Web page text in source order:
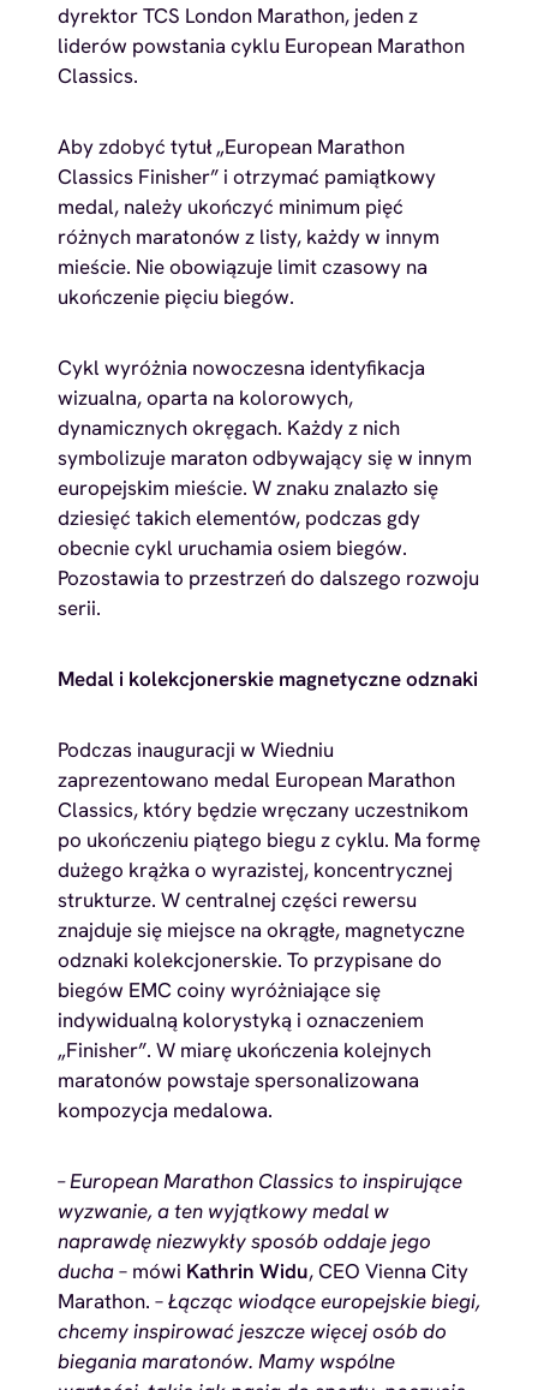
dyrektor TCS London Marathon, jeden z
liderów powstania cyklu European Marathon
Classics.
Aby zdobyć tytuł „European Marathon
Classics Finisher” i otrzymać pamiątkowy
medal, należy ukończyć minimum pięć
różnych maratonów z listy, każdy w innym
mieście. Nie obowiązuje limit czasowy na
ukończenie pięciu biegów.
Cykl wyróżnia nowoczesna identyfikacja
wizualna, oparta na kolorowych,
dynamicznych okręgach. Każdy z nich
symbolizuje maraton odbywający się w innym
europejskim mieście. W znaku znalazło się
dziesięć takich elementów, podczas gdy
obecnie cykl uruchamia osiem biegów.
Pozostawia to przestrzeń do dalszego rozwoju
serii.
Medal i kolekcjonerskie magnetyczne odznaki
Podczas inauguracji w Wiedniu
zaprezentowano medal European Marathon
Classics, który będzie wręczany uczestnikom
po ukończeniu piątego biegu z cyklu. Ma formę
dużego krążka o wyrazistej, koncentrycznej
strukturze. W centralnej części rewersu
znajduje się miejsce na okrągłe, magnetyczne
odznaki kolekcjonerskie. To przypisane do
biegów EMC coiny wyróżniające się
indywidualną kolorystyką i oznaczeniem
„Finisher”. W miarę ukończenia kolejnych
maratonów powstaje spersonalizowana
kompozycja medalowa.
– European Marathon Classics to inspirujące
wyzwanie, a ten wyjątkowy medal w
naprawdę niezwykły sposób oddaje jego
ducha– mówi Kathrin Widu, CEO Vienna City
Marathon. –Łącząc wiodące europejskie biegi,
chcemy inspirować jeszcze więcej osób do
biegania maratonów. Mamy wspólne